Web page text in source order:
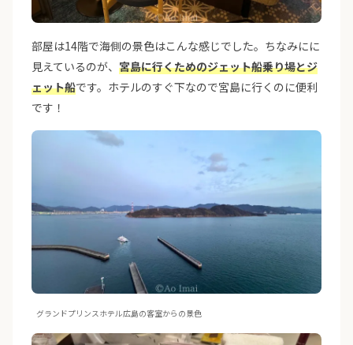
部屋は14階で海側の景色はこんな感じでした。ちなみにに
見えているのが、 宮島に行くためのジェット船乗り場とジ
ェット船です。ホテルのすぐ下なので宮島に行くのに便利
です！
グランドプリンスホテル広島の客室からの景色